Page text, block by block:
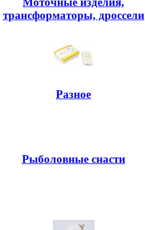
трансформаторы, дроссели
Разное
Рыболовные снасти